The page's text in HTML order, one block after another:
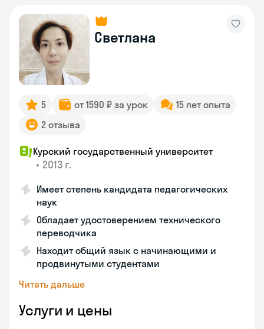
Светлана
5 от 1590 ₽ за урок
15 лет опыта
2 отзыва
Курский государственный университет
• 2013 г.
Имеет степень кандидата педагогических
наук
Обладает удостоверением технического
переводчика
Находит общий язык с начинающими и
продвинутыми студентами
Читать дальше
Услуги и цены